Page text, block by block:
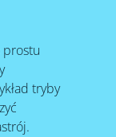
prostu
tryby